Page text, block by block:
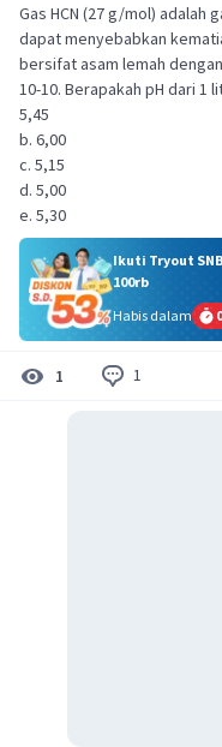
Gas HCN (27 g/mol) adalah
dapat menyebabkan
bersifat asam lemah
10-10. Berapakah pH dari 1
5,45
b. 6,00
c. 5,15
d. 5,00
e. 5,30
Ikuti Tryout
100rb
Habis dalam
1 1